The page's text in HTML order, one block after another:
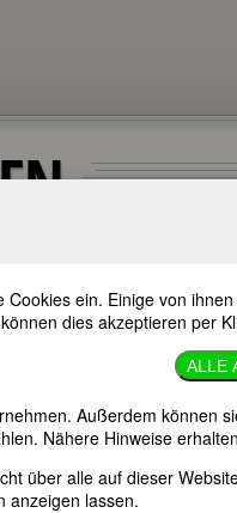
Theoretikerin
ein. Einige von
dies akzeptieren per
ALLE
Außerdem können
Nähere Hinweise
über alle auf dieser
anzeigen lassen.